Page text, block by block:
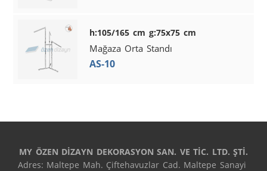
h:105/165 cm g:75x75 cm
Mağaza Orta Standı
AS-10
MY ÖZEN DİZAYN DEKORASYON SAN. VE TİC. LTD. ŞTİ.
Adres: Maltepe Mah. Çiftehavuzlar Cad. Maltepe Sanayi